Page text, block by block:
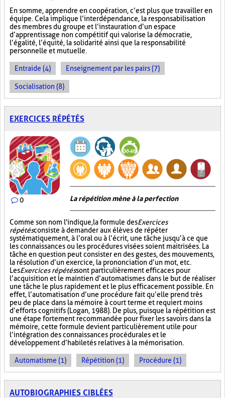
En somme, apprendre en coopération, c’est plus que travailler en
équipe. Cela implique l’interdépendance, la responsabilisation
des membres du groupe et l’instauration d’un espace
d’apprentissage non compétitif qui valorise la démocratie,
l’égalité, l’équité, la solidarité ainsi que la responsabilité
personnelle et mutuelle.
Entraide (4) Enseignement par les pairs (7)
Socialisation (8)
EXERCICES RÉPÉTÉS
0 La répétition mène à la perfection
Comme son nom l'indique, la formule desExercices
répétésconsiste à demander aux élèves de répéter
systématiquement, à l’oral ou à l’écrit, une tâche jusqu’à ce que
les connaissances ou les procédures visées soient maitrisées. La
tâche en question peut consister en des gestes, des mouvements,
la résolution d’un exercice, la prononciation d’un mot, etc.
LesExercices répétéssont particulièrement efficaces pour
l’acquisition et le maintien d’automatismes dans le but de réaliser
une tâche le plus rapidement et le plus efficacement possible. En
effet, l’automatisation d’une procédure fait qu’elle prend très
peu de place dans la mémoire à court terme et requiert moins
d’efforts cognitifs (Logan, 1988). De plus, puisque la répétition est
une étape fortement recommandée pour fixer les savoirs dans la
mémoire, cette formule devient particulièrement utile pour
l’intégration des connaissances procédurales et le
développement d’habiletés relatives à la mémorisation.
Automatisme (1) Répétition (1) Procédure (1)
AUTOBIOGRAPHIES CIBLÉES